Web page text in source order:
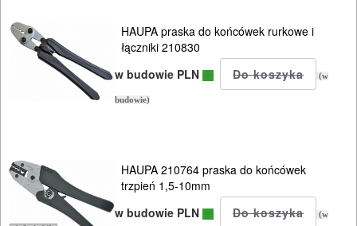
HAUPA praska do końcówek rurkowe i
łączniki 210830
w budowie PLN
(w
budowie)
HAUPA 210764 praska do końcówek
trzpień 1,5-10mm
w budowie PLN
(w